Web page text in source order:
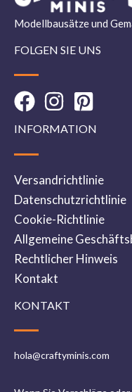
Modellbausätze und
FOLGEN SIE UNS
INFORMATION
Versandrichtlinie
Datenschutzrichtlinie
Cookie-Richtlinie
Allgemeine
Rechtlicher Hinweis
Kontakt
KONTAKT
hola@craftyminis.com